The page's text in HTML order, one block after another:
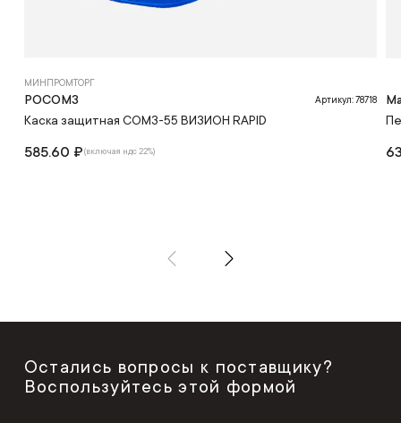
МИНПРОМТОРГ
РОСОМЗ Артикул: 78718
Каска защитная СОМЗ-55 ВИЗИОН RAPID
585.60 ₽(включая ндс 22%)
Остались вопросы к поставщику?
Воспользуйтесь этой формой